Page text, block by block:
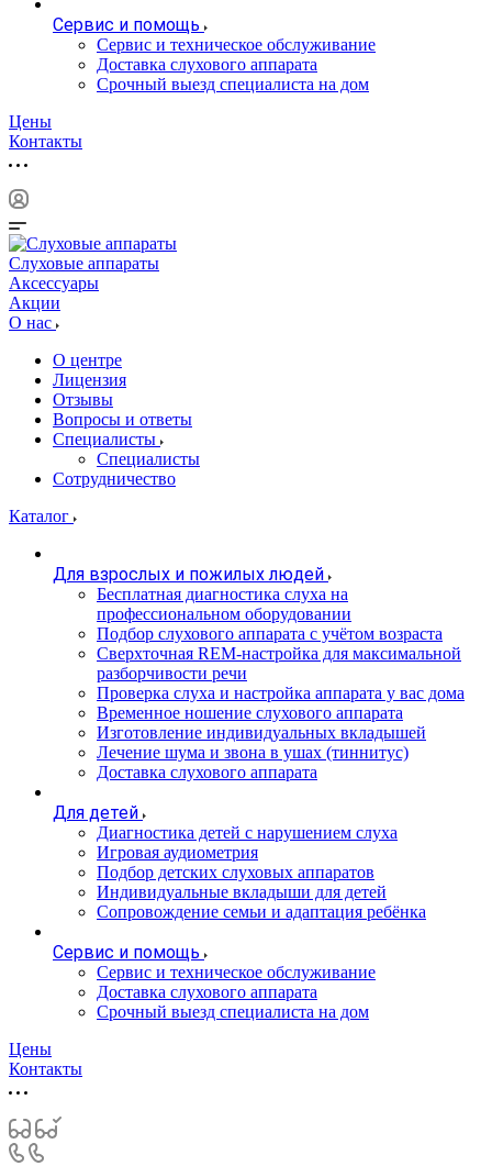
Сервис и помощь
Сервис и техническое обслуживание
Доставка слухового аппарата
Срочный выезд специалиста на дом
Цены
Контакты
Слуховые аппараты
Аксессуары
Акции
О нас
О центре
Лицензия
Отзывы
Вопросы и ответы
Специалисты
Специалисты
Сотрудничество
Каталог
Для взрослых и пожилых людей
Бесплатная диагностика слуха на
профессиональном оборудовании
Подбор слухового аппарата с учётом возраста
Сверхточная REM-настройка для максимальной
разборчивости речи
Проверка слуха и настройка аппарата у вас дома
Временное ношение слухового аппарата
Изготовление индивидуальных вкладышей
Лечение шума и звона в ушах (тиннитус)
Доставка слухового аппарата
Для детей
Диагностика детей с нарушением слуха
Игровая аудиометрия
Подбор детских слуховых аппаратов
Индивидуальные вкладыши для детей
Сопровождение семьи и адаптация ребёнка
Сервис и помощь
Сервис и техническое обслуживание
Доставка слухового аппарата
Срочный выезд специалиста на дом
Цены
Контакты